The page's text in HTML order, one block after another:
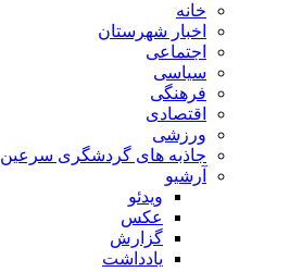
خانه
اخبار شهرستان
اجتماعی
سیاسی
فرهنگی
اقتصادی
ورزشی
جاذبه های گردشگری سرعین
آرشیو
ویدئو
عکس
گزارش
یادداشت